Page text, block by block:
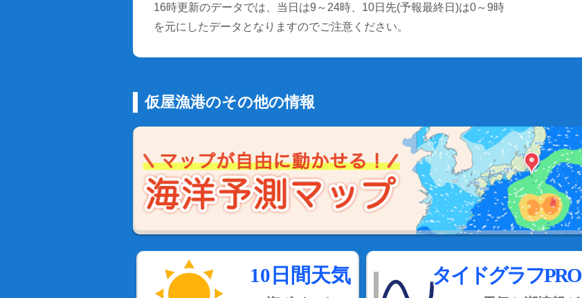
16時更新のデータでは、当日は9～24時、10日先(予報最終日)は0～9時
を元にしたデータとなりますのでご注意ください。
仮屋漁港のその他の情報
10日間天気 タイドグラフPRO